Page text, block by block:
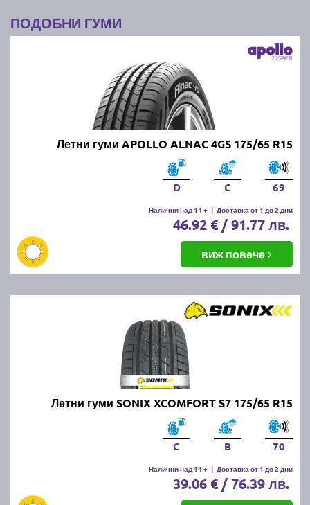
ПОДОБНИ ГУМИ
Летни гуми APOLLO ALNAC 4GS 175/65 R15
D C 69
Налични над 14 + | Доставка от 1 до 2 дни
46.92 € / 91.77 лв.
виж повече
Летни гуми SONIX XCOMFORT S7 175/65 R15
C B 70
Налични над 14 + | Доставка от 1 до 2 дни
39.06 € / 76.39 лв.